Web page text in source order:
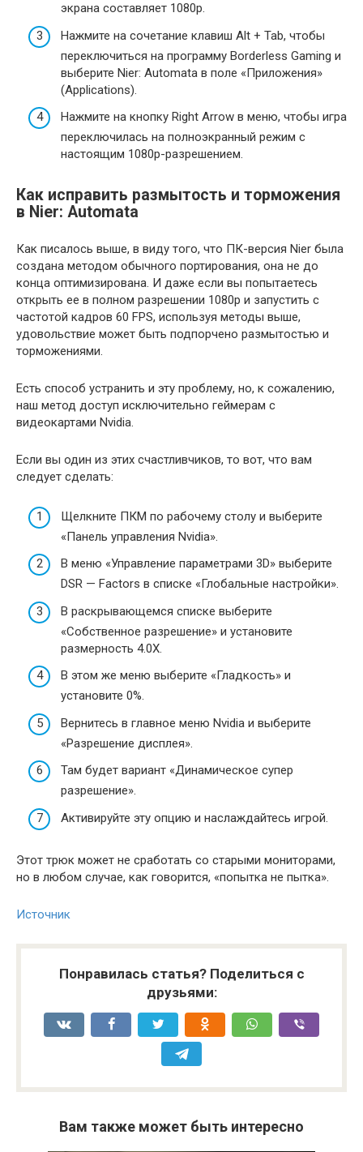
экрана составляет 1080p.
Нажмите на сочетание клавиш Alt + Tab, чтобы
переключиться на программу Borderless Gaming и
выберите Nier: Automata в поле «Приложения»
(Applications).
Нажмите на кнопку Right Arrow в меню, чтобы игра
переключилась на полноэкранный режим с
настоящим 1080p-разрешением.
Как исправить размытость и торможения
в Nier: Automata
Как писалось выше, в виду того, что ПК-версия Nier была
создана методом обычного портирования, она не до
конца оптимизирована. И даже если вы попытаетесь
открыть ее в полном разрешении 1080p и запустить с
частотой кадров 60 FPS, используя методы выше,
удовольствие может быть подпорчено размытостью и
торможениями.
Есть способ устранить и эту проблему, но, к сожалению,
наш метод доступ исключительно геймерам с
видеокартами Nvidia.
Если вы один из этих счастливчиков, то вот, что вам
следует сделать:
Щелкните ПКМ по рабочему столу и выберите
«Панель управления Nvidia».
В меню «Управление параметрами 3D» выберите
DSR — Factors в списке «Глобальные настройки».
В раскрывающемся списке выберите
«Собственное разрешение» и установите
размерность 4.0X.
В этом же меню выберите «Гладкость» и
установите 0%.
Вернитесь в главное меню Nvidia и выберите
«Разрешение дисплея».
Там будет вариант «Динамическое супер
разрешение».
Активируйте эту опцию и наслаждайтесь игрой.
Этот трюк может не сработать со старыми мониторами,
но в любом случае, как говорится, «попытка не пытка».
Источник
Понравилась статья? Поделиться с
друзьями:
Вам также может быть интересно